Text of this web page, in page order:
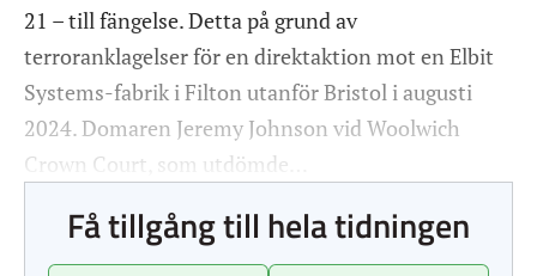
21 – till fängelse. Detta på grund av
terroranklagelser för en direktaktion mot en Elbit
Systems-fabrik i Filton utanför Bristol i augusti
2024. Domaren Jeremy Johnson vid Woolwich
Crown Court, som utdömde…
Få tillgång till hela tidningen